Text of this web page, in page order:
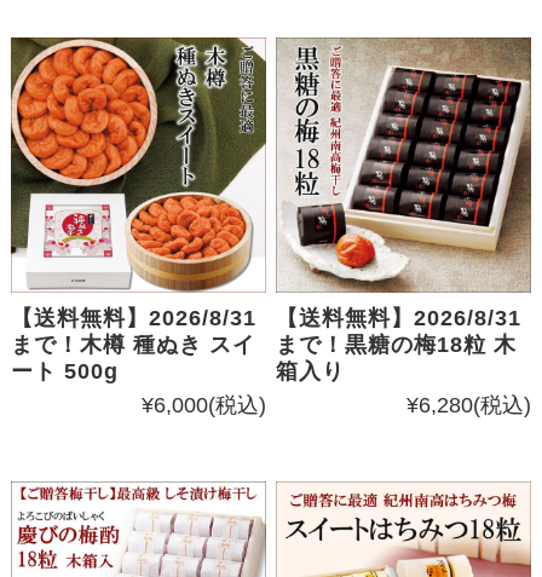
【送料無料】2026/8/31
まで！木樽 種ぬき スイ
ート 500g
¥6,000(税込)
【送料無料】2026/8/31
まで！黒糖の梅18粒 木
箱入り
¥6,280(税込)